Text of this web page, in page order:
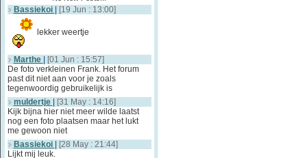
Bassiekoi [19 Jun : 13:00]
lekker weertje
Marthe
[01 Jun : 15:57]
De foto verkleinen Frank. Het forum
past dit niet aan voor je zoals
tegenwoordig gebruikelijk is
muldertje
[31 May : 14:16]
Kijk bijna hier niet meer wilde laatst
nog een foto plaatsen maar het lukt
me gewoon niet
Bassiekoi
[28 May : 21:44]
Lijkt mij leuk.